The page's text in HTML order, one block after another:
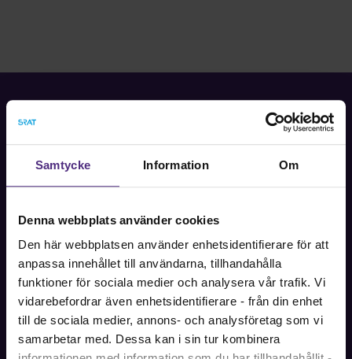
Samtycke Information Om
Denna webbplats använder cookies
Den här webbplatsen använder enhetsidentifierare för att
anpassa innehållet till användarna, tillhandahålla
funktioner för sociala medier och analysera vår trafik. Vi
vidarebefordrar även enhetsidentifierare - från din enhet
till de sociala medier, annons- och analysföretag som vi
samarbetar med. Dessa kan i sin tur kombinera
Fackförbundet för akademiker i samhällsbärande
professioner.
Kontakt
Kontakta oss på SRAT med frågor om ditt medlemskap
eller allmänna fackliga frågor om din anställning.